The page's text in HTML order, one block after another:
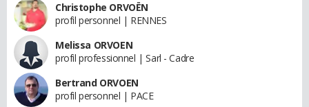
Christophe ORVOËN
profil personnel | RENNES
Melissa ORVOEN
profil professionnel | Sarl - Cadre
Bertrand ORVOEN
profil personnel | PACE